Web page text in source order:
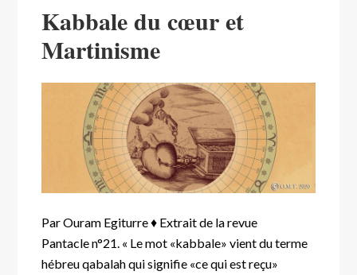
Kabbale du cœur et
Martinisme
Par Ouram Egiturre ♦ Extrait de la revue
Pantacle n°21. « Le mot «kabbale» vient du terme
hébreu qabalah qui signifie «ce qui est reçu»